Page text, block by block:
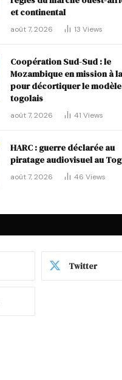
et continental
août 7, 2026 13 Views
Coopération Sud-Sud : le
Mozambique en mission à
pour décortiquer le modèle
togolais
août 7, 2026 41 Views
HARC : guerre déclarée au
piratage audiovisuel au
août 7, 2026 46 Views
Twitter